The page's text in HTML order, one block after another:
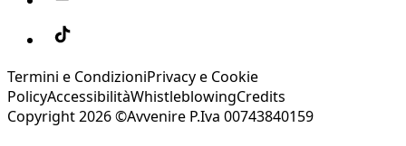
Termini e CondizioniPrivacy e Cookie
PolicyAccessibilitàWhistleblowingCredits
Copyright 2026 ©Avvenire P.Iva 00743840159